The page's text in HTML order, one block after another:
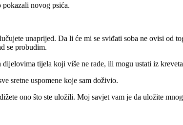
pokazali novog psića.
unaprijed. Da li će mi se sviđati soba ne ovisi od
se probudim.
tijela koji više ne rade, ili mogu ustati iz
sretne uspomene koje sam doživio.
ono što ste uložili. Moj savjet vam je da uložite